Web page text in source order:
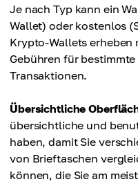
Je nach Typ kann ein
Wallet) oder kostenlos
Krypto-Wallets erheben
Gebühren für
Transaktionen.
Übersichtliche
übersichtliche und
haben, damit Sie
von Brieftaschen
können, die Sie am